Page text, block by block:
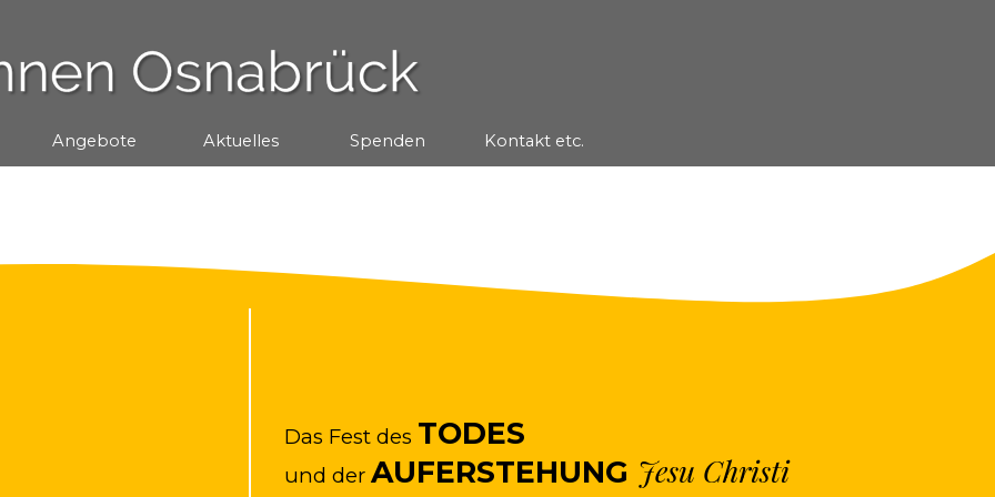
Menü überspringen
▼
Angebote ▼
Aktuelles ▼
Spenden Kontakt etc.
Das Fest des TODES
und der AUFERSTEHUNG Jesu Christi